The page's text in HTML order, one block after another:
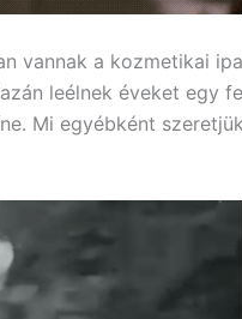
vannak a kozmetikai
leélnek éveket egy
Mi egyébként